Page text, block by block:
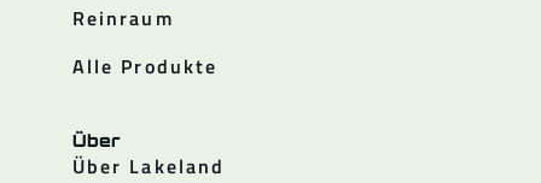
Reinraum
Alle Produkte
Über
Über Lakeland